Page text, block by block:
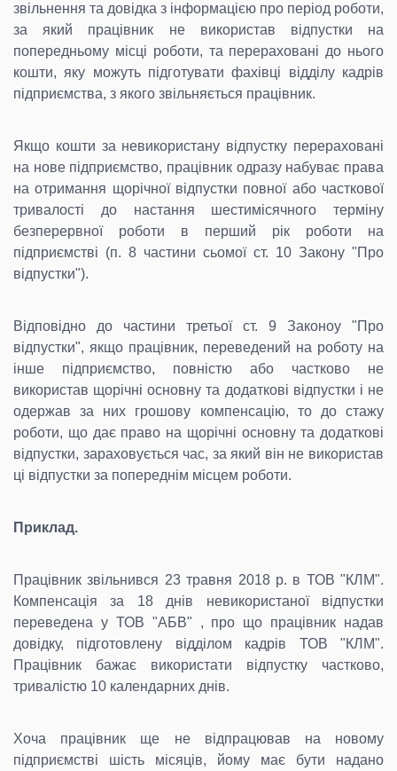
звільнення та довідка з інформацією про період роботи,
за який працівник не використав відпустки на
попередньому місці роботи, та перераховані до нього
кошти, яку можуть підготувати фахівці відділу кадрів
підприємства, з якого звільняється працівник.
Якщо кошти за невикористану відпустку перераховані
на нове підприємство, працівник одразу набуває права
на отримання щорічної відпустки повної або часткової
тривалості до настання шестимісячного терміну
безперервної роботи в перший рік роботи на
підприємстві (п. 8 частини сьомої ст. 10 Закону "Про
відпустки").
Відповідно до частини третьої ст. 9 Законоу "Про
відпустки", якщо працівник, переведений на роботу на
інше підприємство, повністю або частково не
використав щорічні основну та додаткові відпустки і не
одержав за них грошову компенсацію, то до стажу
роботи, що дає право на щорічні основну та додаткові
відпустки, зараховується час, за який він не використав
ці відпустки за попереднім місцем роботи.
Приклад.
Працівник звільнився 23 травня 2018 р. в ТОВ "КЛМ".
Компенсація за 18 днів невикористаної відпустки
переведена у ТОВ "АБВ" , про що працівник надав
довідку, підготовлену відділом кадрів ТОВ "КЛМ".
Працівник бажає використати відпустку частково,
тривалістю 10 календарних днів.
Хоча працівник ще не відпрацював на новому
підприємстві шість місяців, йому має бути надано